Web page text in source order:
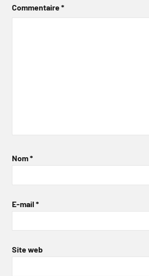
Commentaire*
Nom*
E-mail *
Site web